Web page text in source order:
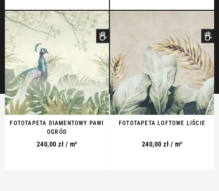
FOTOTAPETA DIAMENTOWY PAWI
OGRÓD
240,00 zł / m²
FOTOTAPETA LOFTOWE LIŚCIE
240,00 zł / m²